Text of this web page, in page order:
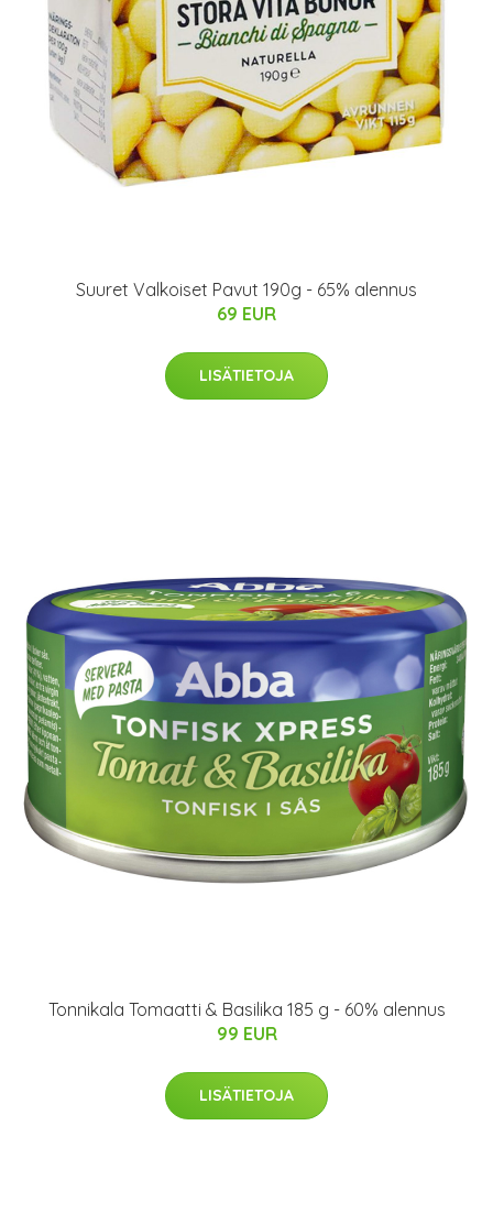
Suuret Valkoiset Pavut 190g - 65% alennus
69 EUR
LISÄTIETOJA
Tonnikala Tomaatti & Basilika 185 g - 60% alennus
99 EUR
LISÄTIETOJA